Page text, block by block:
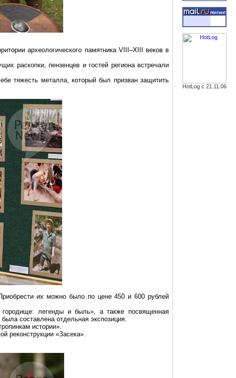
археологического памятника VIII–XIII веков в
раскопки, пензенцев и гостей региона встречали
тяжесть металла, который был призван защитить
их можно было по цене 450 и 600 рублей
легенды и быль», а также посвященная
составлена отдельная экспозиция.
истории».
реконструкции «Засека».
HotLog с 21.11.06